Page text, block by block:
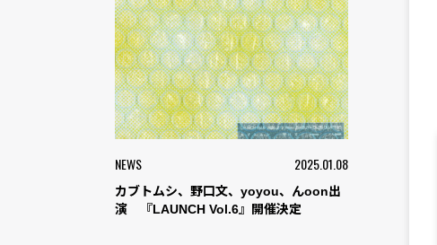
NEWS 2025.01.08
カブトムシ、野口文、yoyou、んoon出
演 『LAUNCH Vol.6』開催決定